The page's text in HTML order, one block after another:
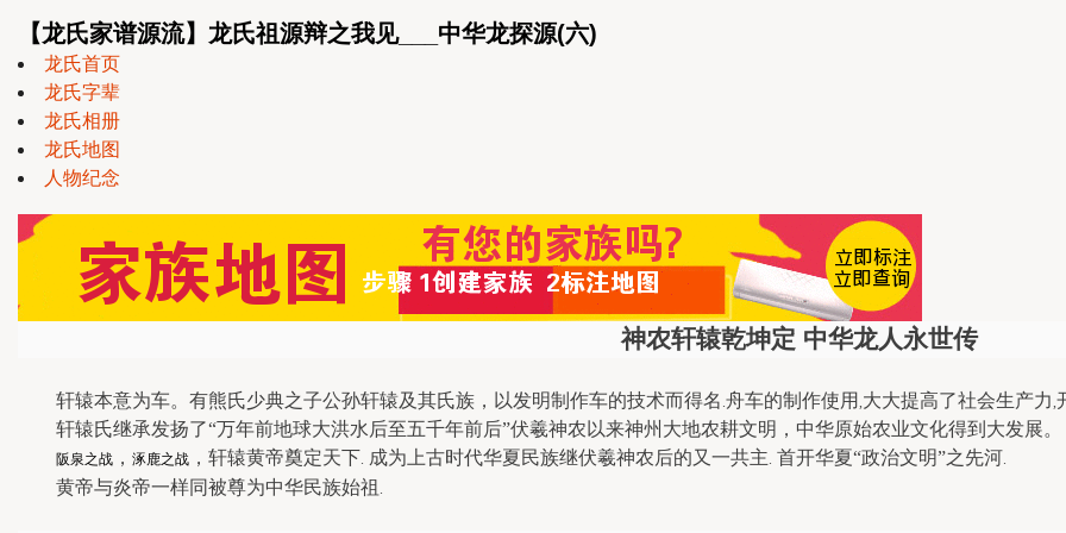
【龙氏家谱源流】龙氏祖源辩之我见___中华龙探源(六)
龙氏首页
龙氏字辈
龙氏相册
龙氏地图
人物纪念
神农轩辕乾坤定 中华龙人永世传
轩辕本意为车。有熊氏少典之子公孙轩辕及其氏族，以发明制作车的技术而得名 .舟车的制作使用 ,大大提高了社会生产力,
轩辕氏继承发扬了“万年前地球大洪水后至五千年前后”伏羲神农以来神州大地农耕文明， 中华原始农业文化得到大发展。
阪泉之战 ， 涿鹿之战 ，轩辕黄帝奠定天下. 成为 上古时代华夏民族继伏羲神农后的又一共主. 首开华夏“政治文明”之先河.
黄帝与炎帝一样同被尊为中华民族始祖 .